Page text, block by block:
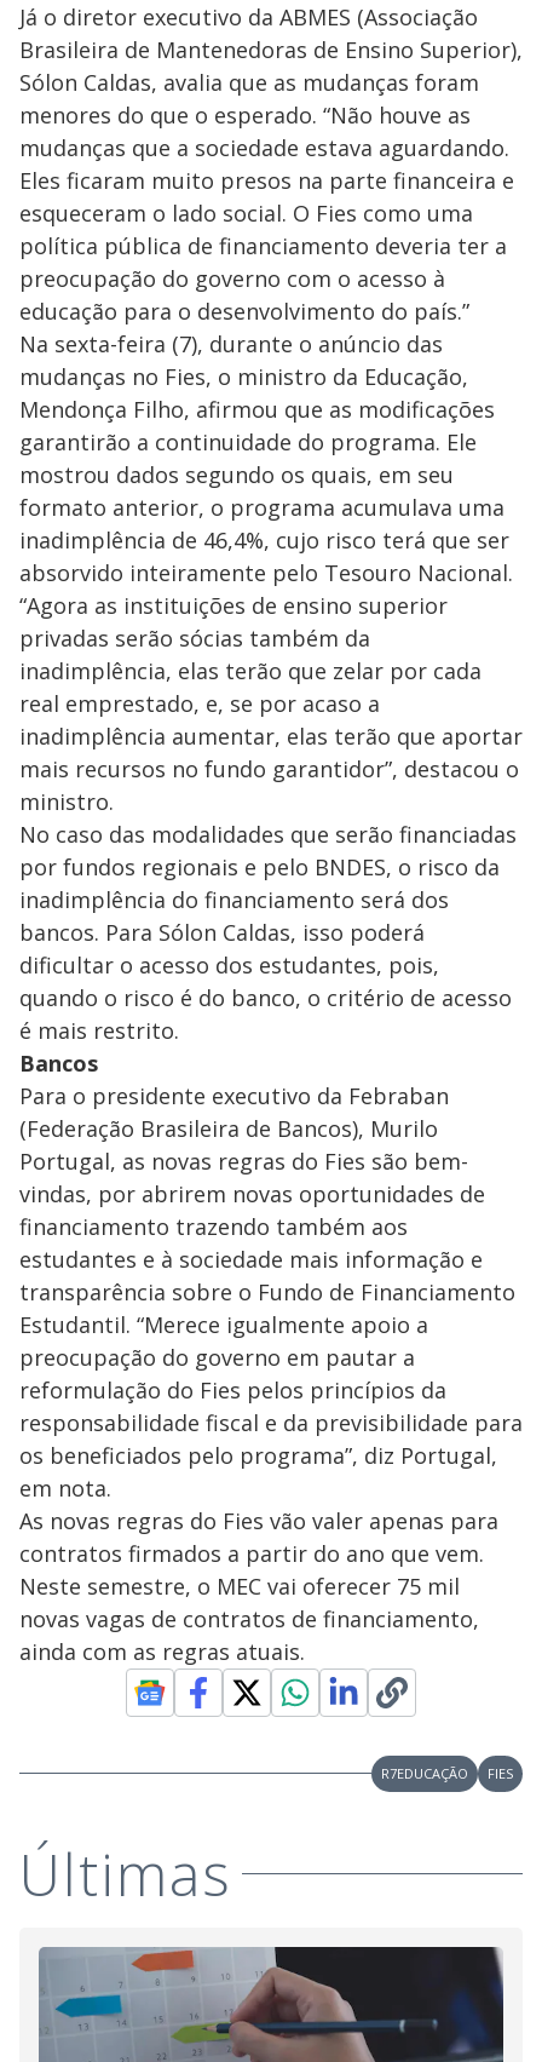
Já o diretor executivo da ABMES (Associação
Brasileira de Mantenedoras de Ensino Superior),
Sólon Caldas, avalia que as mudanças foram
menores do que o esperado. “Não houve as
mudanças que a sociedade estava aguardando.
Eles ficaram muito presos na parte financeira e
esqueceram o lado social. O Fies como uma
política pública de financiamento deveria ter a
preocupação do governo com o acesso à
educação para o desenvolvimento do país.”
Na sexta-feira (7), durante o anúncio das
mudanças no Fies, o ministro da Educação,
Mendonça Filho, afirmou que as modificações
garantirão a continuidade do programa. Ele
mostrou dados segundo os quais, em seu
formato anterior, o programa acumulava uma
inadimplência de 46,4%, cujo risco terá que ser
absorvido inteiramente pelo Tesouro Nacional.
“Agora as instituições de ensino superior
privadas serão sócias também da
inadimplência, elas terão que zelar por cada
real emprestado, e, se por acaso a
inadimplência aumentar, elas terão que aportar
mais recursos no fundo garantidor”, destacou o
ministro.
No caso das modalidades que serão financiadas
por fundos regionais e pelo BNDES, o risco da
inadimplência do financiamento será dos
bancos. Para Sólon Caldas, isso poderá
dificultar o acesso dos estudantes, pois,
quando o risco é do banco, o critério de acesso
é mais restrito.
Bancos
Para o presidente executivo da Febraban
(Federação Brasileira de Bancos), Murilo
Portugal, as novas regras do Fies são bem-
vindas, por abrirem novas oportunidades de
financiamento trazendo também aos
estudantes e à sociedade mais informação e
transparência sobre o Fundo de Financiamento
Estudantil. “Merece igualmente apoio a
preocupação do governo em pautar a
reformulação do Fies pelos princípios da
responsabilidade fiscal e da previsibilidade para
os beneficiados pelo programa”, diz Portugal,
em nota.
As novas regras do Fies vão valer apenas para
contratos firmados a partir do ano que vem.
Neste semestre, o MEC vai oferecer 75 mil
novas vagas de contratos de financiamento,
ainda com as regras atuais.
R7EDUCAÇÃO FIES
Últimas